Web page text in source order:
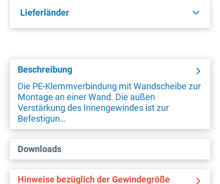
Lieferländer
Beschreibung
Die PE-Klemmverbindung mit Wandscheibe zur
Montage an einer Wand. Die außen
Verstärkung des Innengewindes ist zur
Befestigun…
Downloads
Hinweise bezüglich der Gewindegröße